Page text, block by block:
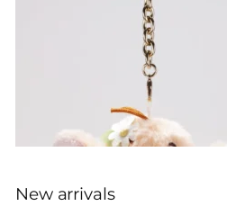
New arrivals